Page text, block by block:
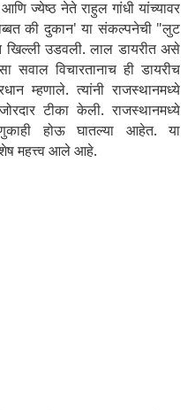
ज्येष्ठ नेते राहुल गांधी यांच्यावर
की दुकान' या संकल्पनेची "लुट
उडवली. लाल डायरीत असे
विचारतानाच ही डायरीच
म्हणाले. त्यांनी राजस्थानमध्ये
टीका केली. राजस्थानमध्ये
होऊ घातल्या आहेत. या
महत्त्व आले आहे.